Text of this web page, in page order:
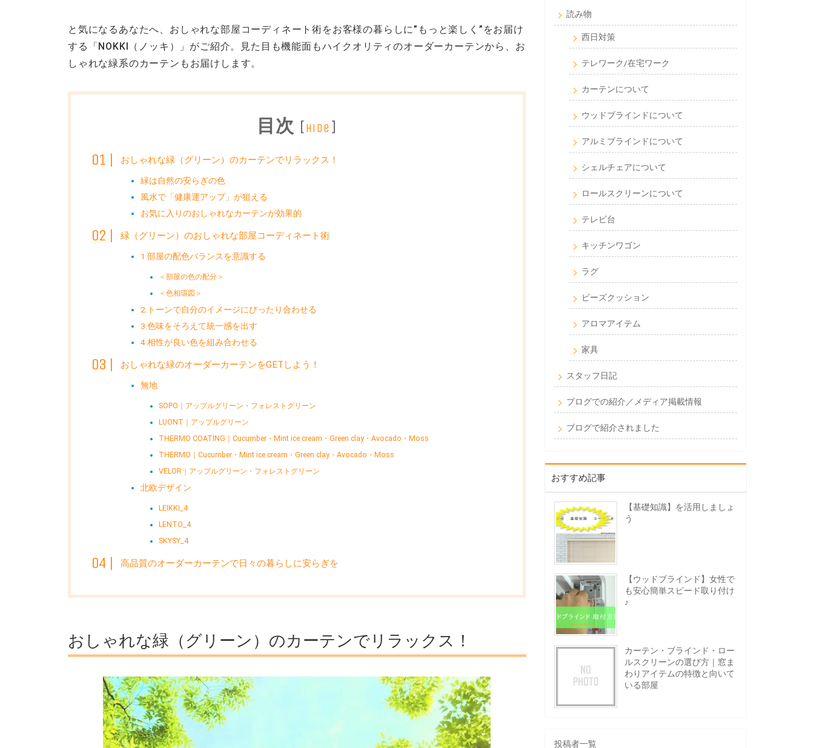
と気になるあなたへ、おしゃれな部屋コーディネート術をお客様の暮らしに”もっと楽しく”をお届け
する「NOKKI（ノッキ）」がご紹介。見た目も機能面もハイクオリティのオーダーカーテンから、お
しゃれな緑系のカーテンもお届けします。
目次 [hide ]
おしゃれな緑（グリーン）のカーテンでリラックス！
緑は自然の安らぎの色
風水で「健康運アップ」が狙える
お気に入りのおしゃれなカーテンが効果的
緑（グリーン）のおしゃれな部屋コーディネート術
1.部屋の配色バランスを意識する
＜部屋の色の配分＞
＜色相環図＞
2.トーンで自分のイメージにぴったり合わせる
3.色味をそろえて統一感を出す
4.相性が良い色を組み合わせる
おしゃれな緑のオーダーカーテンをGETしよう！
無地
SOPO｜アップルグリーン・フォレストグリーン
LUONT｜アップルグリーン
THERMO COATING｜Cucumber・Mint ice cream・Green clay・Avocado・Moss
THERMO｜Cucumber・Mint ice cream・Green clay・Avocado・Moss
VELOR｜アップルグリーン・フォレストグリーン
北欧デザイン
LEIKKI_4
LENTO_4
SKYSY_4
高品質のオーダーカーテンで日々の暮らしに安らぎを
おしゃれな緑（グリーン）のカーテンでリラックス！
読み物
西日対策
テレワーク/在宅ワーク
カーテンについて
ウッドブラインドについて
アルミブラインドについて
シェルチェアについて
ロールスクリーンについて
テレビ台
キッチンワゴン
ラグ
ビーズクッション
アロマアイテム
家具
スタッフ日記
ブログでの紹介／メディア掲載情報
ブログで紹介されました
おすすめ記事
【基礎知識】を活用しましょ
う
【ウッドブラインド】女性で
も安心簡単スピード取り付け
♪
カーテン・ブラインド・ロー
ルスクリーンの選び方｜窓ま
わりアイテムの特徴と向いて
いる部屋
投稿者一覧